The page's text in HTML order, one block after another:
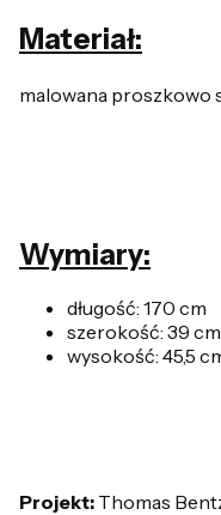
Materiał:
malowana proszkowo
Wymiary:
długość: 170 cm
szerokość: 39 cm
wysokość: 45,5
Projekt: Thomas